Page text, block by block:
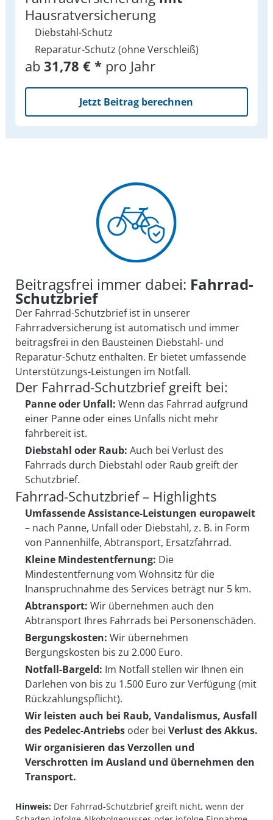
Hausratversicherung
Diebstahl-Schutz
Reparatur-Schutz (ohne Verschleiß)
ab 31,78 € *pro Jahr
Jetzt Beitrag berechnen
Beitragsfrei immer dabei: Fahrrad-
Schutzbrief
Der Fahrrad-Schutzbrief ist in unserer
Fahrradversicherung ist automatisch und immer
beitragsfrei in den Bausteinen Diebstahl- und
Reparatur-Schutz enthalten. Er bietet umfassende
Unterstützungs-Leistungen im Notfall.
Der Fahrrad-Schutzbrief greift bei:
Panne oder Unfall: Wenn das Fahrrad aufgrund
einer Panne oder eines Unfalls nicht mehr
fahrbereit ist.
Diebstahl oder Raub: Auch bei Verlust des
Fahrrads durch Diebstahl oder Raub greift der
Schutzbrief.
Fahrrad-Schutzbrief – Highlights
Umfassende Assistance-Leistungen europaweit
– nach Panne, Unfall oder Diebstahl, z. B. in Form
von Pannenhilfe, Abtransport, Ersatzfahrrad.
Kleine Mindestentfernung: Die
Mindestentfernung vom Wohnsitz für die
Inanspruchnahme des Services beträgt nur 5 km.
Abtransport: Wir übernehmen auch den
Abtransport Ihres Fahrrads bei Personenschäden.
Bergungskosten: Wir übernehmen
Bergungskosten bis zu 2.000 Euro.
Notfall-Bargeld: Im Notfall stellen wir Ihnen ein
Darlehen von bis zu 1.500 Euro zur Verfügung (mit
Rückzahlungspflicht).
Wir leisten auch bei Raub, Vandalismus, Ausfall
des Pedelec-Antriebsoder bei Verlust des Akkus.
Wir organisieren das Verzollen und
Verschrotten im Ausland und übernehmen den
Transport.
Hinweis: Der Fahrrad-Schutzbrief greift nicht, wenn der